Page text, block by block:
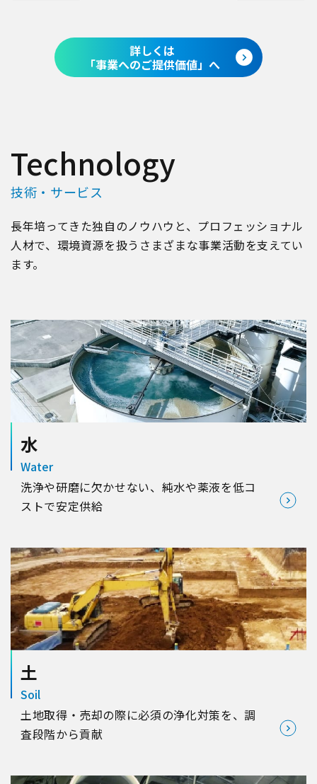
詳しくは
「事業へのご提供価値」へ
Technology
技術・サービス
長年培ってきた独自のノウハウと、プロフェッショナル
人材で、環境資源を扱うさまざまな事業活動を支えてい
ます。
水
Water
洗浄や研磨に欠かせない、純水や薬液を低コ
ストで安定供給
土
Soil
土地取得・売却の際に必須の浄化対策を、調
査段階から貢献